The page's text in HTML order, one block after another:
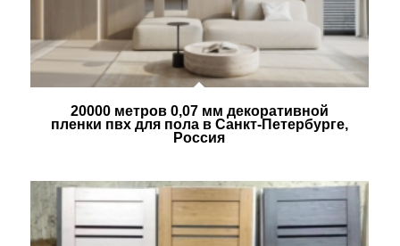
20000 метров 0,07 мм декоративной
пленки пвх для пола в Санкт-Петербурге,
Россия